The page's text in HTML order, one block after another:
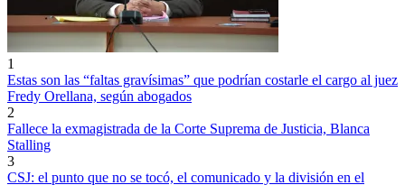
1
Estas son las “faltas gravísimas” que podrían costarle el cargo al juez
Fredy Orellana, según abogados
2
Fallece la exmagistrada de la Corte Suprema de Justicia, Blanca
Stalling
3
CSJ: el punto que no se tocó, el comunicado y la división en el